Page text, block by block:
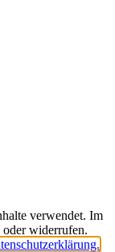
verwendet. Im
widerrufen.